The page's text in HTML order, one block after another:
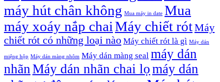
máy hút chân không Mua máy in date Mua
máy xoáy nắp chaiMáy chiết rótMáy
chiết rót có những loại nào Máy chiết rót là gì Máy dán
miệng hộp Máy dán màng nhôm Máy dán màng seal máy dán
nhãnMáy dán nhãn chai lọmáy dán